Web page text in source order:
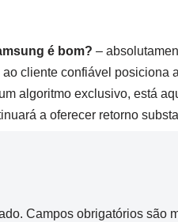
é bom? –
cliente confiável posiciona
algoritmo exclusivo, está
a oferecer retorno
Campos obrigatórios são